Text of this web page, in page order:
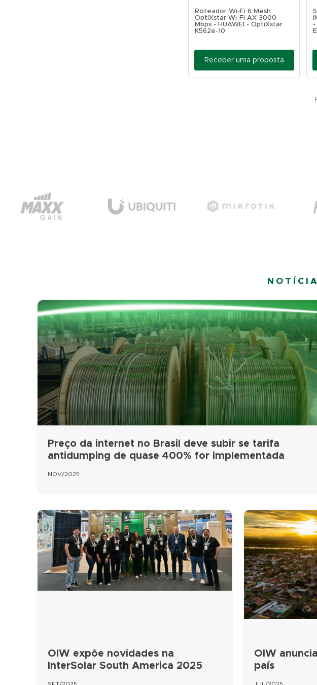
Roteador Wi-Fi 6 Mesh
OptiXstar Wi-Fi AX 3000
Mbps - HUAWEI - OptiXstar
K562e-10
Receber uma proposta
-
Preço da internet no Brasil deve subir se tarifa
antidumping de quase 400% for implementada
NOV/2025
OIW expõe novidades na
InterSolar South America 2025
OIW
país